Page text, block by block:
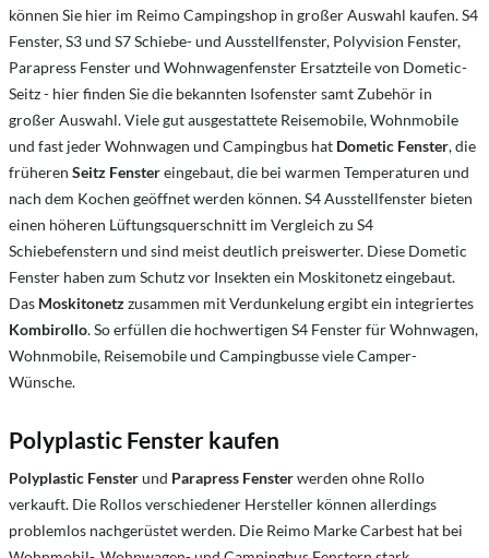
können Sie hier im Reimo Campingshop in großer Auswahl kaufen. S4
Fenster, S3 und S7 Schiebe- und Ausstellfenster, Polyvision Fenster,
Parapress Fenster und Wohnwagenfenster Ersatzteile von Dometic-
Seitz - hier finden Sie die bekannten Isofenster samt Zubehör in
großer Auswahl. Viele gut ausgestattete Reisemobile, Wohnmobile
und fast jeder Wohnwagen und Campingbus hat Dometic Fenster, die
früheren Seitz Fenstereingebaut, die bei warmen Temperaturen und
nach dem Kochen geöffnet werden können. S4 Ausstellfenster bieten
einen höheren Lüftungsquerschnitt im Vergleich zu S4
Schiebefenstern und sind meist deutlich preiswerter. Diese Dometic
Fenster haben zum Schutz vor Insekten ein Moskitonetz eingebaut.
Das Moskitonetzzusammen mit Verdunkelung ergibt ein integriertes
Kombirollo. So erfüllen die hochwertigen S4 Fenster für Wohnwagen,
Wohnmobile, Reisemobile und Campingbusse viele Camper-
Wünsche.
Polyplastic Fenster kaufen
Polyplastic Fensterund Parapress Fensterwerden ohne Rollo
verkauft. Die Rollos verschiedener Hersteller können allerdings
problemlos nachgerüstet werden. Die Reimo Marke Carbest hat bei